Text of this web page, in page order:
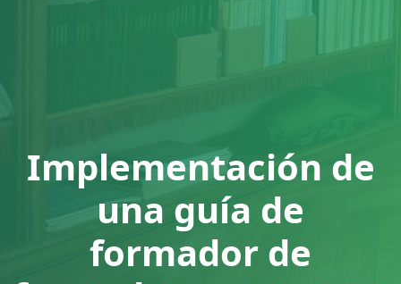
Implementación de
una guía de
formador de